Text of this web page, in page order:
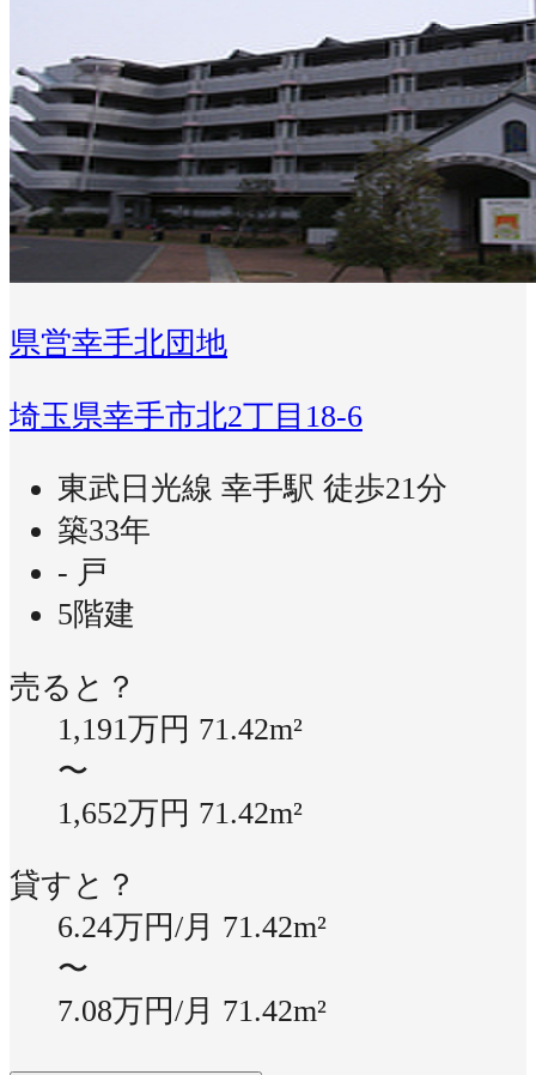
県営幸手北団地
埼玉県幸手市北2丁目18-6
東武日光線 幸手駅 徒歩21分
築33年
- 戸
5階建
売ると？
1,191万円 71.42m²
〜
1,652万円 71.42m²
貸すと？
6.24万円/月 71.42m²
〜
7.08万円/月 71.42m²